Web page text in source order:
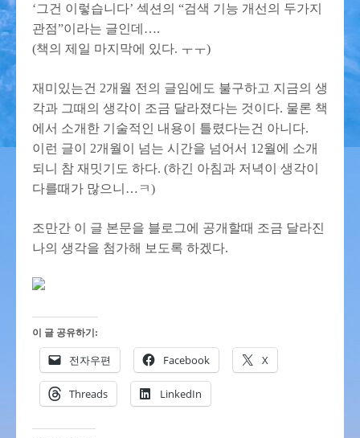
‘그건 이렇습니다’ 섹션의 “검색 기능 개선의 두가지
관점”이라는 글인데….
(책의 제일 마지막에 있다. ㅜㅜ)
재미있는건 2개월 전의 글임에도 불구하고 지금의 생
각과 그때의 생각이 조금 달라졌다는 것이다. 물론 책
에서 소개한 기술적인 내용이 틀렸다는건 아니다.
이런 글이 2개월이 넘는 시간을 넘어서 12월에 소개
되니 참 재밋기도 하다. (하긴 아침과 저녁이 생각이
다를때가 많으니…ㅋ)
조만간 이 글 본문을 블로그에 공개할때 조금 달라진
나의 생각을 첨가해 보도록 하겠다.
이 글 공유하기:
전자우편 Facebook X
Threads LinkedIn